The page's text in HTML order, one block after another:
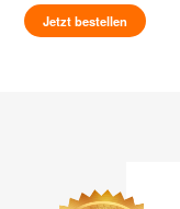
Jetzt bestellen